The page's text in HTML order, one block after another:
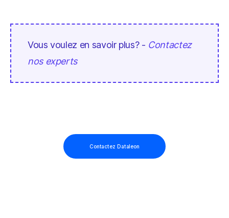
Vous voulez en savoir plus? - Contactez
nos experts
Contactez Dataleon